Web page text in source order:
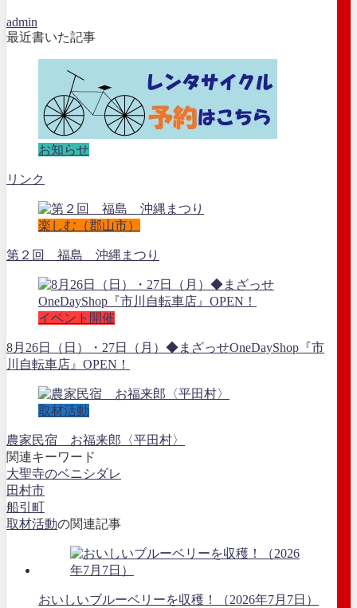
admin
最近書いた記事
お知らせ
リンク
楽しむ（郡山市）
第２回 福島 沖縄まつり
イベント開催
8月26日（日）・27日（月）◆まざっせOneDayShop『市
川自転車店』OPEN！
取材活動
農家民宿 お福来郎〈平田村〉
関連キーワード
大聖寺のベニシダレ
田村市
船引町
取材活動の関連記事
おいしいブルーベリーを収穫！（2026年7月7日）